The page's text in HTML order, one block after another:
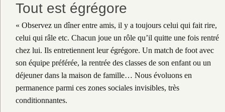
Tout est égrégore
« Observez un dîner entre amis, il y a toujours celui qui fait rire,
celui qui râle etc. Chacun joue un rôle qu’il quitte une fois rentré
chez lui. Ils entretiennent leur égrégore. Un match de foot avec
son équipe préférée, la rentrée des classes de son enfant ou un
déjeuner dans la maison de famille… Nous évoluons en
permanence parmi ces zones sociales invisibles, très
conditionnantes.